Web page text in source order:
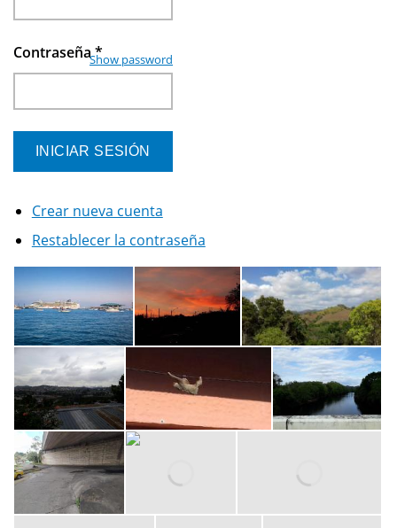
Contraseña*
Show password
Crear nueva cuenta
Restablecer la contraseña